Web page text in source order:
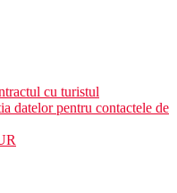
cu turistul
datelor pentru contactele de